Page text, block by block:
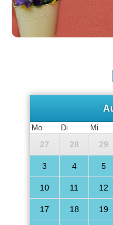
Kontakt
Mo Di Mi
27 28 29
3 4 5
10 11 12
17 18 19